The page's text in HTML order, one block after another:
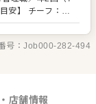
するプロデューサ
、商売人として
ます。 自らファ
略 ・人材教育・
平均年齢32歳）
なし） ※固定残
。超過分は別途支
号：Job000-282-494
店舗情報